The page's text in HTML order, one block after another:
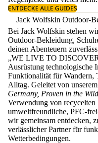
ENTDECKE ALLE GUIDES
Jack Wolfskin Outdoor-
Bei Jack Wolfskin stehen
Outdoor-Bekleidung,
deinen Abenteuern
„WE LIVE TO
Ausrüstung technologische
Funktionalität für Wandern,
Alltag. Geleitet von
Germany, Proven in the Wild
Verwendung von
umweltfreundliche, PFC-
wir gemeinsam entdecken,
verlässlicher Partner für
Wetterbedingungen.